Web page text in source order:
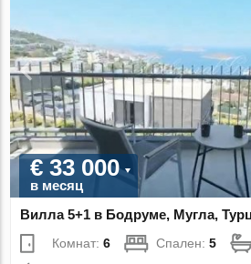
€ 33 000
в месяц
Вилла 5+1 в Бодруме, Мугла,
Комнат:6 Спален:5